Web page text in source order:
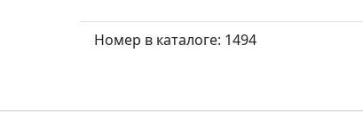
Номер в каталоге: 1494